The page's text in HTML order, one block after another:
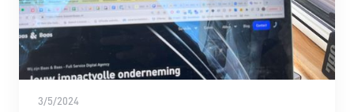
3/5/2024